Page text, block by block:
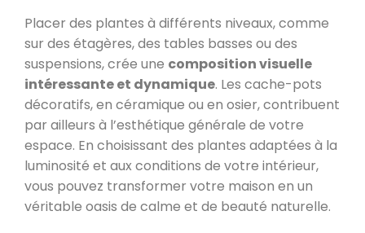
Placer des plantes à différents niveaux, comme
sur des étagères, des tables basses ou des
suspensions, crée une composition visuelle
intéressante et dynamique. Les cache-pots
décoratifs, en céramique ou en osier, contribuent
par ailleurs à l’esthétique générale de votre
espace. En choisissant des plantes adaptées à la
luminosité et aux conditions de votre intérieur,
vous pouvez transformer votre maison en un
véritable oasis de calme et de beauté naturelle.